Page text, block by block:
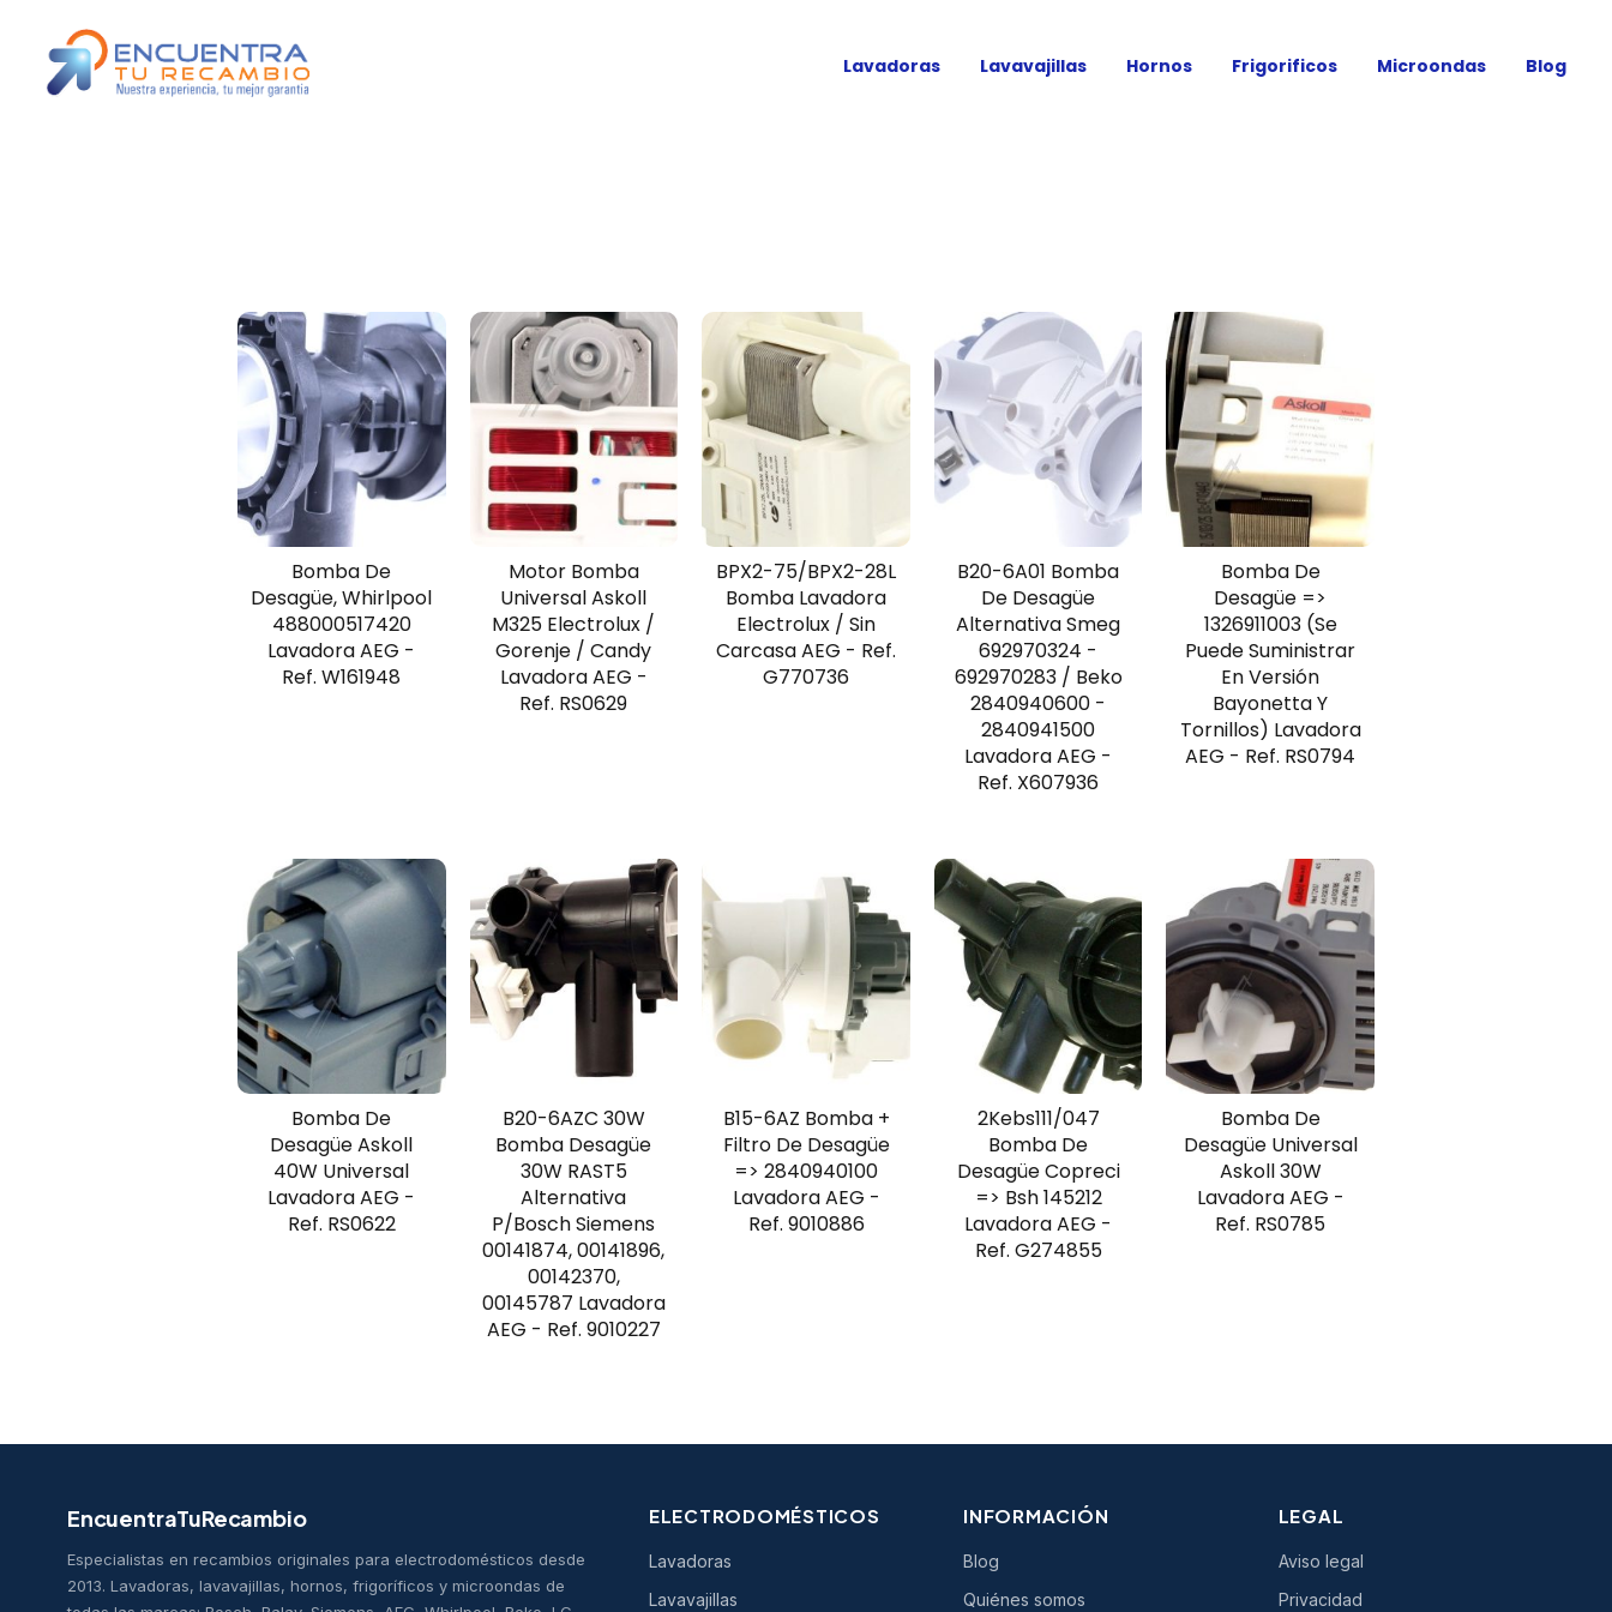
Lavadoras Lavavajillas Hornos Frigorificos Microondas Blog
Bomba De
Desagüe, Whirlpool
488000517420
Lavadora AEG -
Ref. W161948
Motor Bomba
Universal Askoll
M325 Electrolux /
Gorenje / Candy
Lavadora AEG -
Ref. RS0629
BPX2-75/BPX2-28L
Bomba Lavadora
Electrolux / Sin
Carcasa AEG - Ref.
G770736
B20-6A01 Bomba
De Desagüe
Alternativa Smeg
692970324 -
692970283 / Beko
2840940600 -
2840941500
Lavadora AEG -
Ref. X607936
Bomba De
Desagüe =>
1326911003 (Se
Puede Suministrar
En Versión
Bayonetta Y
Tornillos) Lavadora
AEG - Ref. RS0794
Bomba De
Desagüe Askoll
40W Universal
Lavadora AEG -
Ref. RS0622
B20-6AZC 30W
Bomba Desagüe
30W RAST5
Alternativa
P/Bosch Siemens
00141874, 00141896,
00142370,
00145787 Lavadora
AEG - Ref. 9010227
B15-6AZ Bomba +
Filtro De Desagüe
=> 2840940100
Lavadora AEG -
Ref. 9010886
2Kebs111/047
Bomba De
Desagüe Copreci
=> Bsh 145212
Lavadora AEG -
Ref. G274855
Bomba De
Desagüe Universal
Askoll 30W
Lavadora AEG -
Ref. RS0785
EncuentraTuRecambio
Especialistas en recambios originales para electrodomésticos desde
2013. Lavadoras, lavavajillas, hornos, frigoríficos y microondas de
ELECTRODOMÉSTICOS
Lavadoras
Lavavajillas
INFORMACIÓN
Blog
Quiénes somos
LEGAL
Aviso legal
Privacidad